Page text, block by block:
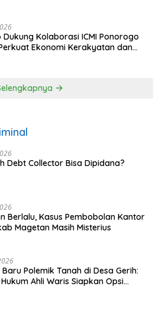
Dukung Kolaborasi ICMI Ponorogo
Ekonomi Kerakyatan dan
Debt Collector Bisa Dipidana?
Berlalu, Kasus Pembobolan Kantor
Magetan Masih Misterius
Polemik Tanah di Desa Gerih:
Ahli Waris Siapkan Opsi